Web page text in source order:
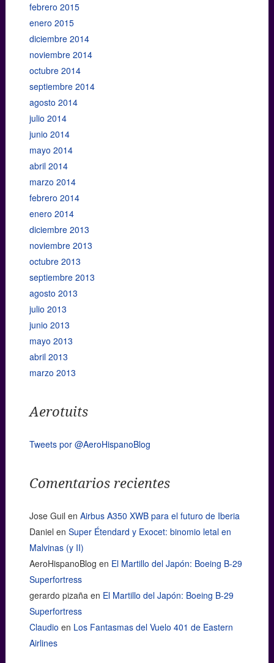
febrero 2015
enero 2015
diciembre 2014
noviembre 2014
octubre 2014
septiembre 2014
agosto 2014
julio 2014
junio 2014
mayo 2014
abril 2014
marzo 2014
febrero 2014
enero 2014
diciembre 2013
noviembre 2013
octubre 2013
septiembre 2013
agosto 2013
julio 2013
junio 2013
mayo 2013
abril 2013
marzo 2013
Aerotuits
Tweets por @AeroHispanoBlog
Comentarios recientes
Jose Guil en Airbus A350 XWB para el futuro de Iberia
Daniel en Super Étendard y Exocet: binomio letal en
Malvinas (y II)
AeroHispanoBlog en El Martillo del Japón: Boeing B-29
Superfortress
gerardo pizañaen El Martillo del Japón: Boeing B-29
Superfortress
Claudio en Los Fantasmas del Vuelo 401 de Eastern
Airlines